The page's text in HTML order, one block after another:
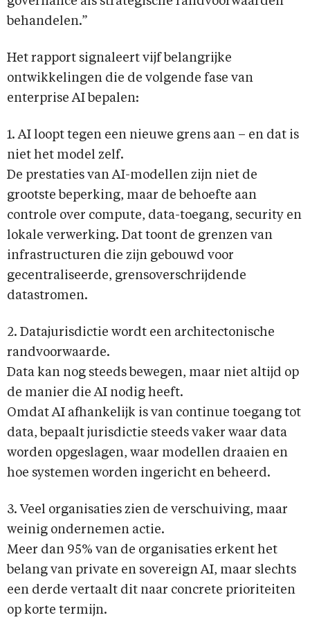
behandelen.”
Het rapport signaleert vijf belangrijke
ontwikkelingen die de volgende fase van
enterprise AI bepalen:
1. AI loopt tegen een nieuwe grens aan – en dat is
niet het model zelf.
De prestaties van AI-modellen zijn niet de
grootste beperking, maar de behoefte aan
controle over compute, data-toegang, security en
lokale verwerking. Dat toont de grenzen van
infrastructuren die zijn gebouwd voor
gecentraliseerde, grensoverschrijdende
datastromen.
2. Datajurisdictie wordt een architectonische
randvoorwaarde.
Data kan nog steeds bewegen, maar niet altijd op
de manier die AI nodig heeft.
Omdat AI afhankelijk is van continue toegang tot
data, bepaalt jurisdictie steeds vaker waar data
worden opgeslagen, waar modellen draaien en
hoe systemen worden ingericht en beheerd.
3. Veel organisaties zien de verschuiving, maar
weinig ondernemen actie.
Meer dan 95% van de organisaties erkent het
belang van private en sovereign AI, maar slechts
een derde vertaalt dit naar concrete prioriteiten
op korte termijn.